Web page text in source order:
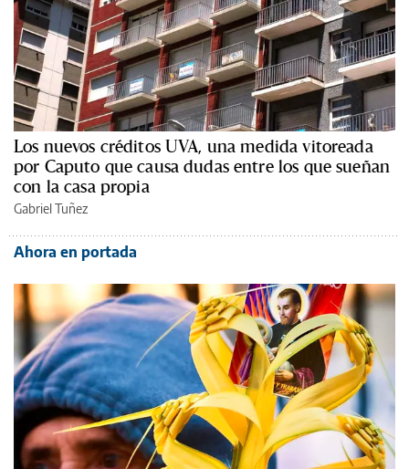
Los nuevos créditos UVA, una medida vitoreada
por Caputo que causa dudas entre los que sueñan
con la casa propia
Gabriel Tuñez
Ahora en portada